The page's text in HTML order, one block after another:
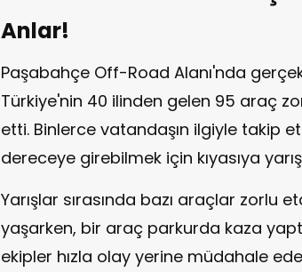
Anlar!
Paşabahçe Off-Road Alanı'nda
Türkiye'nin 40 ilinden gelen 95 araç
etti. Binlerce vatandaşın ilgiyle takip
dereceye girebilmek için kıyasıya
Yarışlar sırasında bazı araçlar zorlu
yaşarken, bir araç parkurda kaza
ekipler hızla olay yerine müdahale